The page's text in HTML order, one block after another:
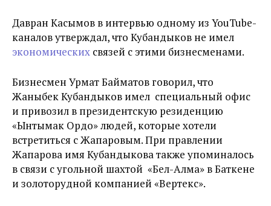
Давран Касымов в интервью одному из YouTube-
каналов утверждал, что Кубандыков не имел
экономических связей с этими бизнесменами.
Бизнесмен Урмат Байматов говорил, что
Жаныбек Кубандыков имел специальный офис
и привозил в президентскую резиденцию
«Ынтымак Ордо» людей, которые хотели
встретиться с Жапаровым. При правлении
Жапарова имя Кубандыкова также упоминалось
в связи с угольной шахтой «Бел-Алма» в Баткене
и золоторудной компанией «Вертекс».